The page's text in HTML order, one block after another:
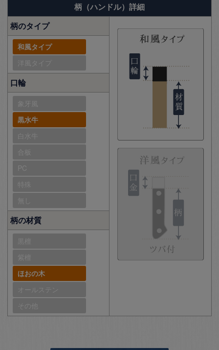
柄（ハンドル）詳細
柄のタイプ
和風タイプ
洋風タイプ
口輪
象牙風
黒水牛
白水牛
合板
PC
特殊
無し
柄の材質
黒檀
紫檀
ほおの木
オールステン
その他